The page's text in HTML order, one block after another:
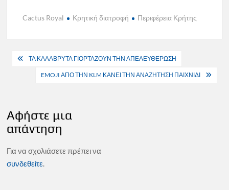
Cactus Royal Κρητική διατροφή Περιφέρεια Κρήτης
Πλοήγηση
άρθρων
ΤΑ ΚΑΛΑΒΡΥΤΑ ΓΙΟΡΤΑΖΟΥΝ ΤΗΝ ΑΠΕΛΕΥΘΕΡΩΣΗ
EMOJI ΑΠΟ ΤΗΝ KLM ΚΑΝΕΙ ΤΗΝ ΑΝΑΖΗΤΗΣΗ ΠΑΙΧΝΙΔΙ
Αφήστε μια
απάντηση
Για να σχολιάσετε πρέπει να
συνδεθείτε.